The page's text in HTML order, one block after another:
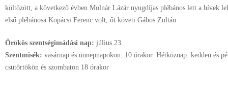
költözött, a következő évben Molnár Lázár nyugdíjas plébános lett a hívek
első plébánosa Kopácsi Ferenc volt, őt követi Gábos Zoltán.
Örökös szentségimádási nap: július 23.
Szentmisék: vasárnap és ünnepnapokon: 10 órakor. Hétköznap: kedden és
csütörtökön és szombaton 18 órakor